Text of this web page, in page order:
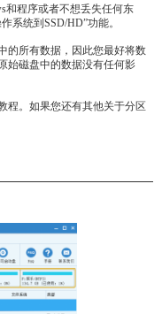
和程序或者不想丢失任何东
系统到SSD/HD”功能。
的所有数据，因此您最好将数
始磁盘中的数据没有任何影
程。如果您还有其他关于分区